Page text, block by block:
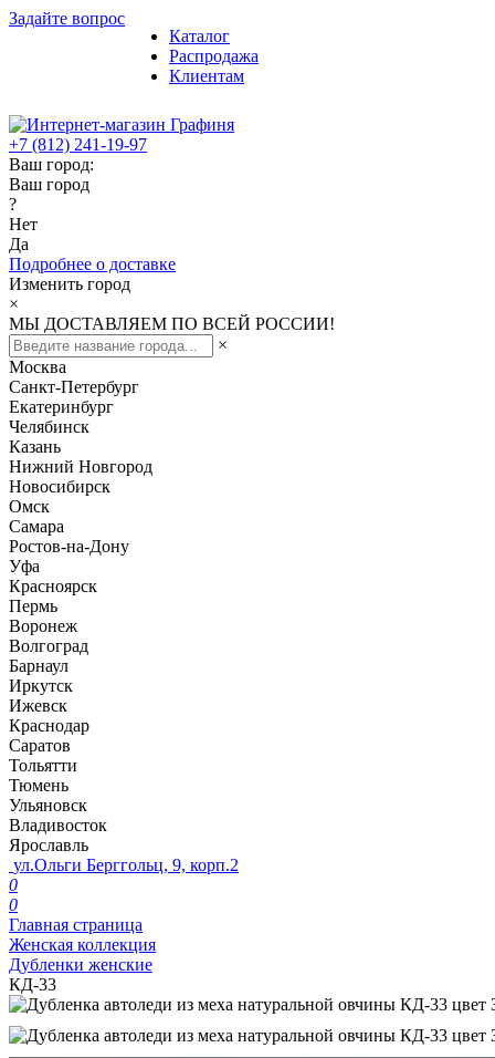
Задайте вопрос
Каталог
Распродажа
Клиентам
+7 (812) 241-19-97
Ваш город:
Ваш город
?
Нет
Да
Подробнее о доставке
Изменить город
×
МЫ ДОСТАВЛЯЕМ ПО ВСЕЙ РОССИИ!
×
Москва
Санкт-Петербург
Екатеринбург
Челябинск
Казань
Нижний Новгород
Новосибирск
Омск
Самара
Ростов-на-Дону
Уфа
Красноярск
Пермь
Воронеж
Волгоград
Барнаул
Иркутск
Ижевск
Краснодар
Саратов
Тольятти
Тюмень
Ульяновск
Владивосток
Ярославль
ул.Ольги Берггольц, 9, корп.2
0
0
Главная страница
Женская коллекция
Дубленки женские
КД-33